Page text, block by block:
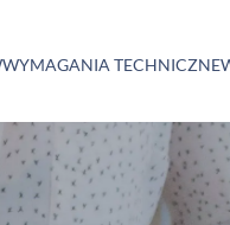
WYMAGANIA TECHNICZNE